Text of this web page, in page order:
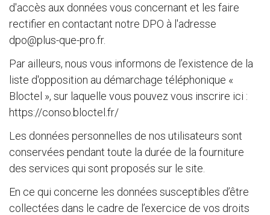
d'accès aux données vous concernant et les faire
rectifier en contactant notre DPO à l'adresse
dpo@plus-que-pro.fr.
Par ailleurs, nous vous informons de l’existence de la
liste d'opposition au démarchage téléphonique «
Bloctel », sur laquelle vous pouvez vous inscrire ici :
https://conso.bloctel.fr/
Les données personnelles de nos utilisateurs sont
conservées pendant toute la durée de la fourniture
des services qui sont proposés sur le site.
En ce qui concerne les données susceptibles d’être
collectées dans le cadre de l’exercice de vos droits